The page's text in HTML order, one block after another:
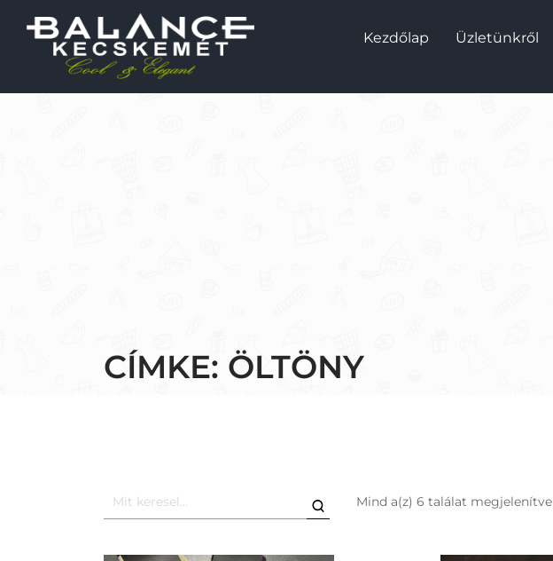
Kezdőlap Üzletünkről
CÍMKE: ÖLTÖNY
Mind a(z) 6 találat megjelenítve